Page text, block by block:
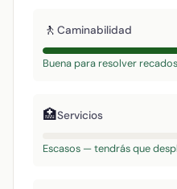
🚶 Caminabilidad
Buena para resolver
🏥Servicios
Escasos — tendrás que